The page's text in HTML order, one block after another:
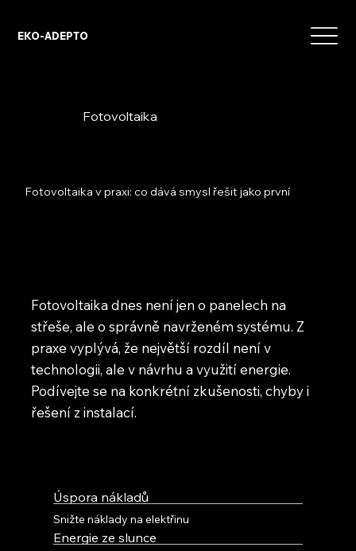
EKO-ADEPTO
Fotovoltaika
Fotovoltaika v praxi: co dává smysl řešit jako první
Fotovoltaika dnes není jen o panelech na
střeše, ale o správně navrženém systému. Z
praxe vyplývá, že největší rozdíl není v
technologii, ale v návrhu a využití energie.
Podívejte se na konkrétní zkušenosti, chyby i
řešení z instalací.
Úspora nákladů
Snižte náklady na elektřinu
Energie ze slunce